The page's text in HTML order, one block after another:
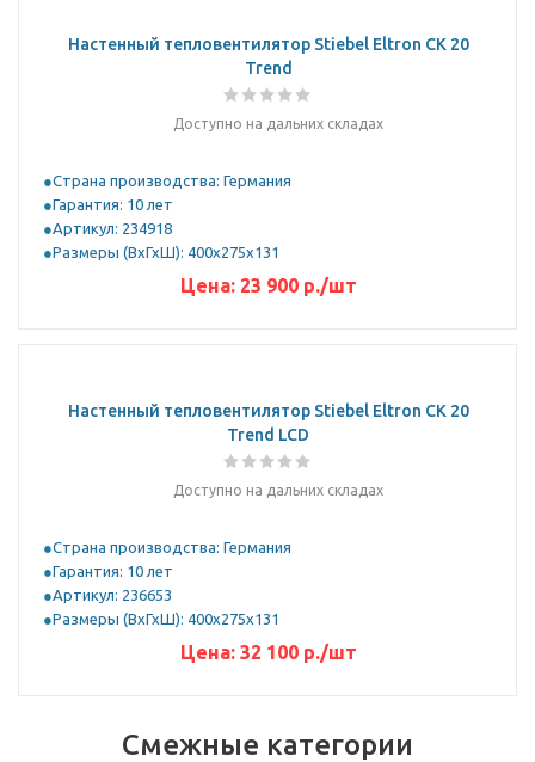
Настенный тепловентилятор Stiebel Eltron CK 20
Trend
Доступно на дальних складах
Страна производства: Германия
Гарантия: 10 лет
Артикул: 234918
Размеры (ВхГхШ): 400х275х131
Цена: 23 900р./шт
Настенный тепловентилятор Stiebel Eltron CK 20
Trend LCD
Доступно на дальних складах
Страна производства: Германия
Гарантия: 10 лет
Артикул: 236653
Размеры (ВхГхШ): 400х275х131
Цена: 32 100р./шт
Смежные категории